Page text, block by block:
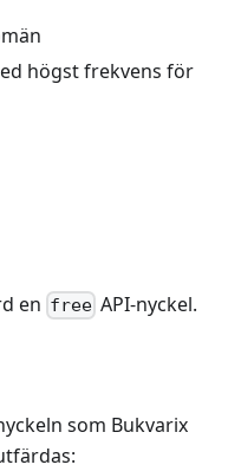
högst frekvens för
en free API-nyckel.
som Bukvarix